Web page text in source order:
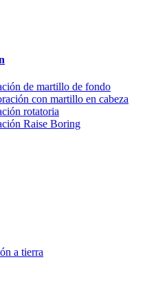
de martillo de fondo
con martillo en cabeza
rotatoria
Raise Boring
a tierra